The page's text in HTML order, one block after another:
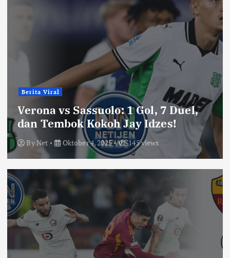
Berita Viral
Verona vs Sassuolo: 1 Gol, 7 Duel,
dan Tembok Kokoh Jay Idzes!
ByNet Oktober 4, 2025 145 views